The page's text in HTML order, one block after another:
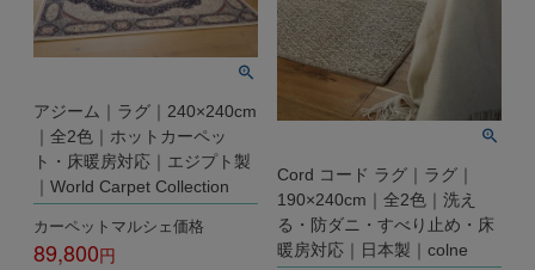
アジーム｜ラグ｜240×240cm
｜全2色｜ホットカーペッ
ト・床暖房対応｜エジプト製
｜World Carpet Collection
カーペットマルシェ価格
89,800
Cord コード ラグ｜ラグ｜
190×240cm｜全2色｜洗え
る・防ダニ・すべり止め・床
暖房対応｜日本製｜colne